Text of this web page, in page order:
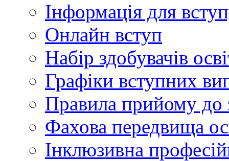
Інформація для
Онлайн вступ
Набір здобувачів
Графіки вступних
Правила прийому до
Фахова передвища
Інклюзивна